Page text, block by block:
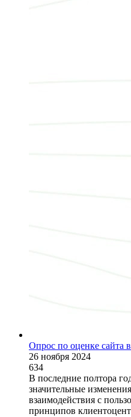
Опрос по оценке сайта
26 ноября 2024
634
В последние полтора
значительные
взаимодействия с
принципов